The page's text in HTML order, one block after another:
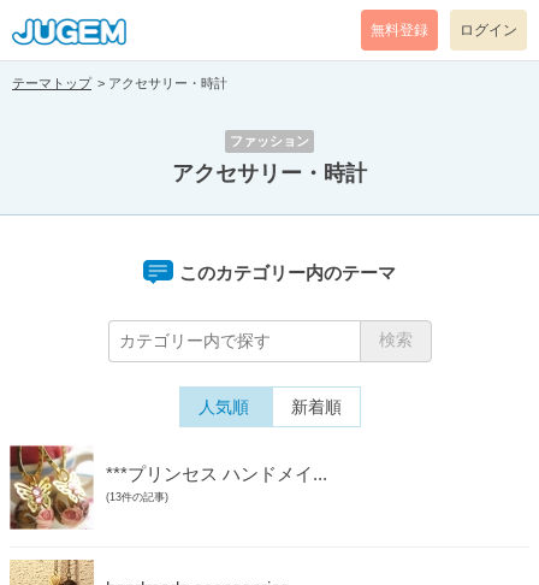
無料登録 ログイン
テーマトップ アクセサリー・時計
ファッション
アクセサリー・時計
このカテゴリー内のテーマ
人気順 新着順
***プリンセス ハンドメイ...
(13件の記事)